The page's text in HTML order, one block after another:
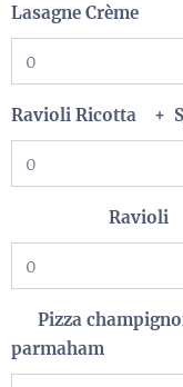
Lasagne Crème
Ravioli Ricotta +
Ravioli
Pizza
parmaham